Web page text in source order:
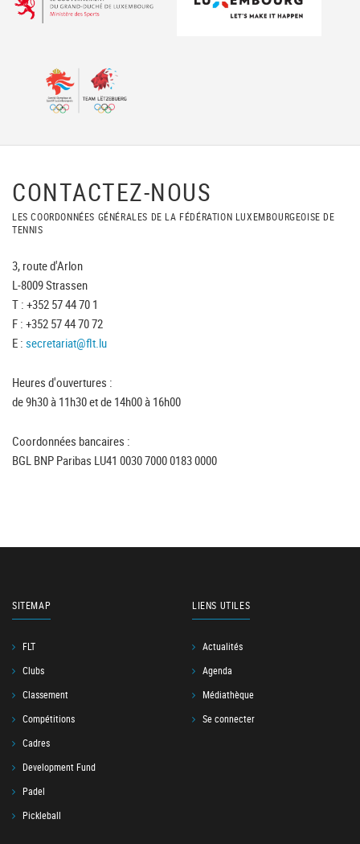
CONTACTEZ-NOUS
LES COORDONNÉES GÉNÉRALES DE LA FÉDÉRATION LUXEMBOURGEOISE DE
TENNIS
3, route d'Arlon
L-8009 Strassen
T : +352 57 44 70 1
F : +352 57 44 70 72
E : secretariat@flt.lu
Heures d'ouvertures :
de 9h30 à 11h30 et de 14h00 à 16h00
Coordonnées bancaires :
BGL BNP Paribas LU41 0030 7000 0183 0000
SITEMAP
FLT
Clubs
Classement
Compétitions
Cadres
Development Fund
Padel
Pickleball
LIENS UTILES
Actualités
Agenda
Médiathèque
Se connecter